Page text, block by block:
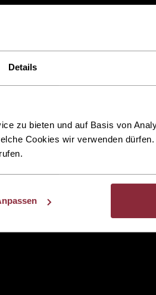
Details
zu bieten und auf Basis von
Cookies wir verwenden